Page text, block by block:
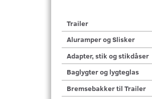
Trailer
Aluramper og Slisker
Adapter, stik og stikdåser
Baglygter og lygteglas
Bremsebakker til Trailer